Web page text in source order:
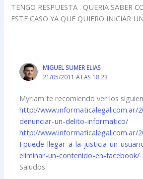
TENGO RESPUESTA . QUERIA SABER
ESTE CASO YA QUE QUIERO INICIAR
MIGUEL SUMER ELIAS
21/05/2011 A LAS 18:23
Myriam te recomiendo ver los
http://www.informaticalegal.com.ar/
denunciar-un-delito-informatico/
http://www.informaticalegal.com.ar/
Fpuede-llegar-a-la-justicia-un-
eliminar-un-contenido-en-facebook/
Saludos